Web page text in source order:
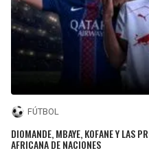
FÚTBOL
DIOMANDE, MBAYE, KOFANE Y LAS
AFRICANA DE NACIONES